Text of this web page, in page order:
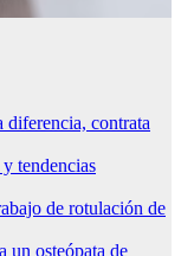
tendencias